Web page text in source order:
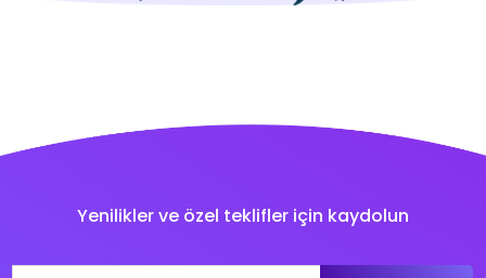
Yenilikler ve özel teklifler için kaydolun